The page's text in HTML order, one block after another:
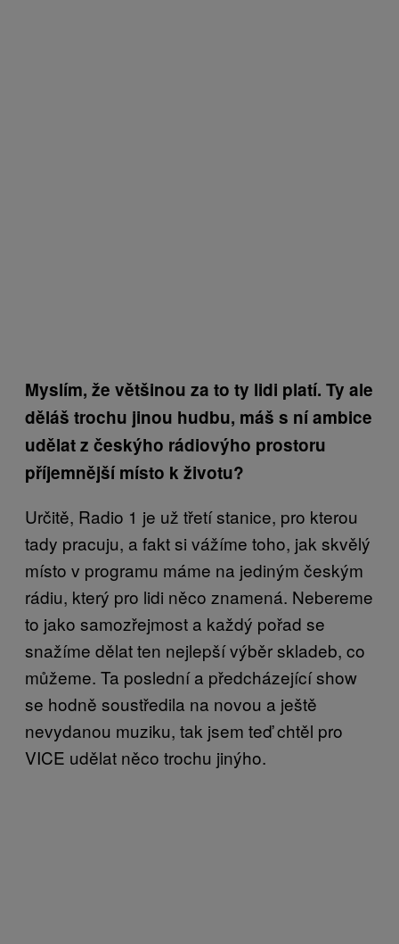
Myslím, že většinou za to ty lidi platí. Ty ale
děláš trochu jinou hudbu, máš s ní ambice
udělat z českýho rádiovýho prostoru
příjemnější místo k životu?
Určitě, Radio 1 je už třetí stanice, pro kterou
tady pracuju, a fakt si vážíme toho, jak skvělý
místo v programu máme na jediným českým
rádiu, který pro lidi něco znamená. Nebereme
to jako samozřejmost a každý pořad se
snažíme dělat ten nejlepší výběr skladeb, co
můžeme. Ta poslední a předcházející show
se hodně soustředila na novou a ještě
nevydanou muziku, tak jsem teď chtěl pro
VICE udělat něco trochu jinýho.